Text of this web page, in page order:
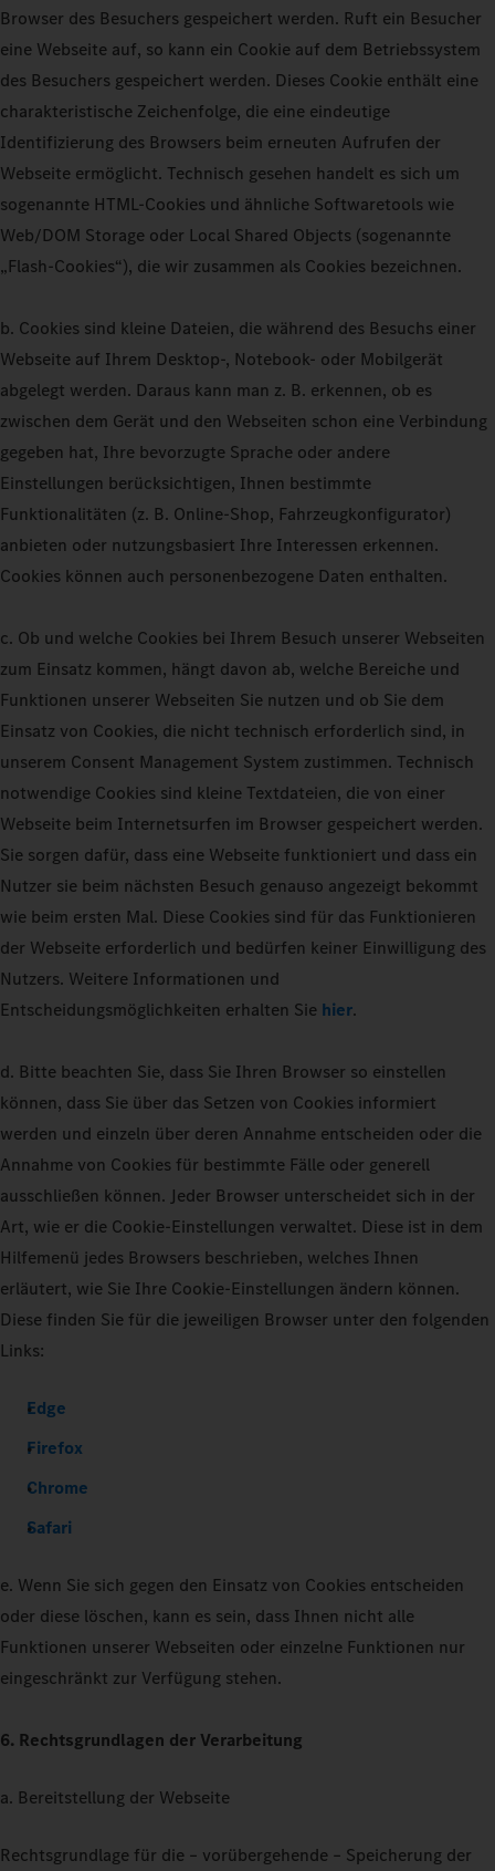
Browser des Besuchers gespeichert werden. Ruft ein Besucher
eine Webseite auf, so kann ein Cookie auf dem Betriebssystem
des Besuchers gespeichert werden. Dieses Cookie enthält eine
charakteristische Zeichenfolge, die eine eindeutige
Identifizierung des Browsers beim erneuten Aufrufen der
Webseite ermöglicht. Technisch gesehen handelt es sich um
sogenannte HTML-Cookies und ähnliche Softwaretools wie
Web/DOM Storage oder Local Shared Objects (sogenannte
„Flash-Cookies“), die wir zusammen als Cookies bezeichnen.
b. Cookies sind kleine Dateien, die während des Besuchs einer
Webseite auf Ihrem Desktop-, Notebook- oder Mobilgerät
abgelegt werden. Daraus kann man z. B. erkennen, ob es
zwischen dem Gerät und den Webseiten schon eine Verbindung
gegeben hat, Ihre bevorzugte Sprache oder andere
Einstellungen berücksichtigen, Ihnen bestimmte
Funktionalitäten (z. B. Online-Shop, Fahrzeugkonfigurator)
anbieten oder nutzungsbasiert Ihre Interessen erkennen.
Cookies können auch personenbezogene Daten enthalten.
c. Ob und welche Cookies bei Ihrem Besuch unserer Webseiten
zum Einsatz kommen, hängt davon ab, welche Bereiche und
Funktionen unserer Webseiten Sie nutzen und ob Sie dem
Einsatz von Cookies, die nicht technisch erforderlich sind, in
unserem Consent Management System zustimmen. Technisch
notwendige Cookies sind kleine Textdateien, die von einer
Webseite beim Internetsurfen im Browser gespeichert werden.
Sie sorgen dafür, dass eine Webseite funktioniert und dass ein
Nutzer sie beim nächsten Besuch genauso angezeigt bekommt
wie beim ersten Mal. Diese Cookies sind für das Funktionieren
der Webseite erforderlich und bedürfen keiner Einwilligung des
Nutzers. Weitere Informationen und
Entscheidungsmöglichkeiten erhalten Sie hier.
d. Bitte beachten Sie, dass Sie Ihren Browser so einstellen
können, dass Sie über das Setzen von Cookies informiert
werden und einzeln über deren Annahme entscheiden oder die
Annahme von Cookies für bestimmte Fälle oder generell
ausschließen können. Jeder Browser unterscheidet sich in der
Art, wie er die Cookie-Einstellungen verwaltet. Diese ist in dem
Hilfemenü jedes Browsers beschrieben, welches Ihnen
erläutert, wie Sie Ihre Cookie-Einstellungen ändern können.
Diese finden Sie für die jeweiligen Browser unter den folgenden
Links:
Edge
Firefox
Chrome
Safari
e. Wenn Sie sich gegen den Einsatz von Cookies entscheiden
oder diese löschen, kann es sein, dass Ihnen nicht alle
Funktionen unserer Webseiten oder einzelne Funktionen nur
eingeschränkt zur Verfügung stehen.
6. Rechtsgrundlagen der Verarbeitung
a. Bereitstellung der Webseite
Rechtsgrundlage für die – vorübergehende – Speicherung der